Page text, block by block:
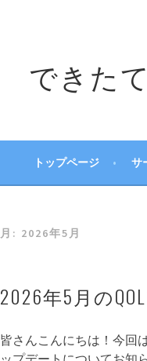
できたて
トップページ サ
月: 2026年5月
2026年5月の
皆さんこんにちは！今回